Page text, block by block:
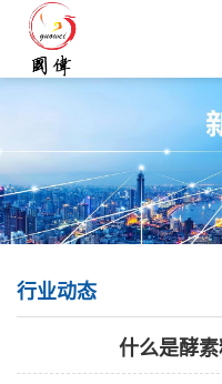
行业动态
什么是酵素